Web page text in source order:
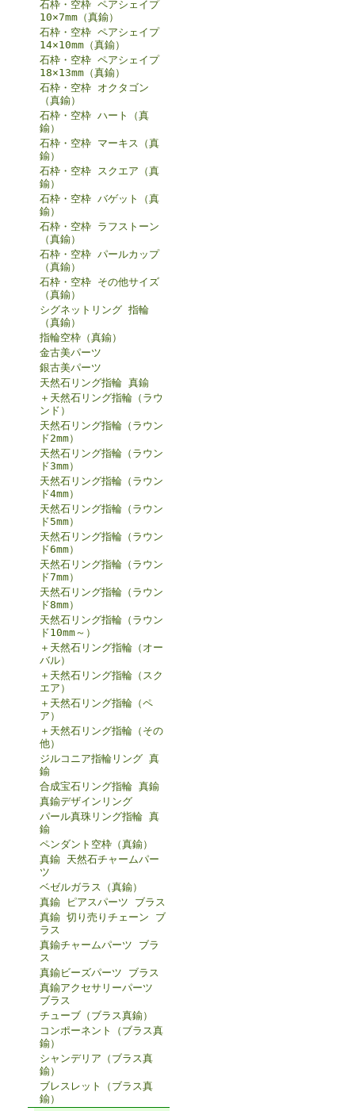
石枠・空枠 ペアシェイプ
10×7mm（真鍮）
石枠・空枠 ペアシェイプ
14×10mm（真鍮）
石枠・空枠 ペアシェイプ
18×13mm（真鍮）
石枠・空枠 オクタゴン
（真鍮）
石枠・空枠 ハート（真
鍮）
石枠・空枠 マーキス（真
鍮）
石枠・空枠 スクエア（真
鍮）
石枠・空枠 バゲット（真
鍮）
石枠・空枠 ラフストーン
（真鍮）
石枠・空枠 パールカップ
（真鍮）
石枠・空枠 その他サイズ
（真鍮）
シグネットリング 指輪
（真鍮）
指輪空枠（真鍮）
金古美パーツ
銀古美パーツ
天然石リング指輪 真鍮
＋天然石リング指輪（ラウ
ンド）
天然石リング指輪（ラウン
ド2mm）
天然石リング指輪（ラウン
ド3mm）
天然石リング指輪（ラウン
ド4mm）
天然石リング指輪（ラウン
ド5mm）
天然石リング指輪（ラウン
ド6mm）
天然石リング指輪（ラウン
ド7mm）
天然石リング指輪（ラウン
ド8mm）
天然石リング指輪（ラウン
ド10mm～）
＋天然石リング指輪（オー
バル）
＋天然石リング指輪（スク
エア）
＋天然石リング指輪（ペ
ア）
＋天然石リング指輪（その
他）
ジルコニア指輪リング 真
鍮
合成宝石リング指輪 真鍮
真鍮デザインリング
パール真珠リング指輪 真
鍮
ペンダント空枠（真鍮）
真鍮 天然石チャームパー
ツ
ベゼルガラス（真鍮）
真鍮 ピアスパーツ ブラス
真鍮 切り売りチェーン ブ
ラス
真鍮チャームパーツ ブラ
ス
真鍮ビーズパーツ ブラス
真鍮アクセサリーパーツ
ブラス
チューブ（ブラス真鍮）
コンポーネント（ブラス真
鍮）
シャンデリア（ブラス真
鍮）
ブレスレット（ブラス真
鍮）